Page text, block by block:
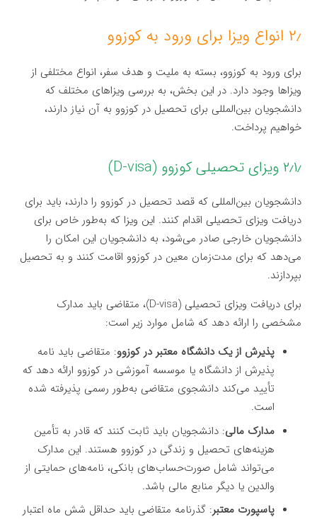
۲٫ انواع ویزا برای ورود به کوزوو
برای ورود به کوزوو، بسته به ملیت و هدف سفر، انواع مختلفی از
ویزاها وجود دارد. در این بخش، به بررسی ویزاهای مختلف که
دانشجویان بین‌المللی برای تحصیل در کوزوو به آن نیاز دارند،
خواهیم پرداخت.
۲٫۱٫ ویزای تحصیلی کوزوو (D-visa)
دانشجویان بین‌المللی که قصد تحصیل در کوزوو را دارند، باید برای
دریافت ویزای تحصیلی اقدام کنند. این ویزا که به‌طور خاص برای
دانشجویان خارجی صادر می‌شود، به دانشجویان این امکان را
می‌دهد که برای مدت‌زمان معین در کوزوو اقامت کنند و به تحصیل
بپردازند.
برای دریافت ویزای تحصیلی (D-visa)، متقاضی باید مدارک
مشخصی را ارائه دهد که شامل موارد زیر است:
پذیرش از یک دانشگاه معتبر در کوزوو: متقاضی باید نامه
پذیرش از دانشگاه یا موسسه آموزشی در کوزوو ارائه دهد که
تأیید می‌کند دانشجوی متقاضی به‌طور رسمی پذیرفته شده
است.
مدارک مالی: دانشجویان باید ثابت کنند که قادر به تأمین
هزینه‌های تحصیل و زندگی در کوزوو هستند. این مدارک
می‌تواند شامل صورت‌حساب‌های بانکی، نامه‌های حمایتی از
والدین یا دیگر منابع مالی باشد.
پاسپورت معتبر: گذرنامه متقاضی باید حداقل شش ماه اعتبار